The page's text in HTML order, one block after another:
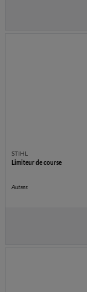
STIHL
Limiteur de course
Autres